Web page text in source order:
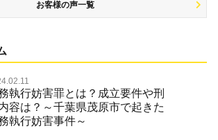
お客様の声一覧
執行妨害罪とは？成立要件や刑
容は？～千葉県茂原市で起きた
執行妨害事件～